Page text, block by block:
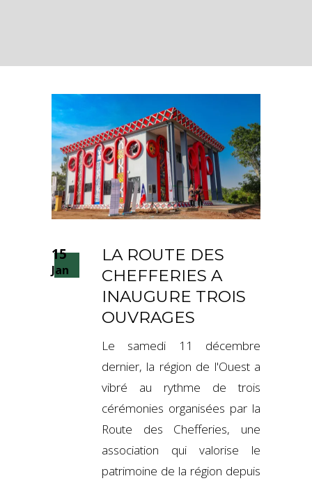
15
Jan
LA ROUTE DES
CHEFFERIES A
INAUGURE TROIS
OUVRAGES
Le samedi 11 décembre
dernier, la région de l'Ouest a
vibré au rythme de trois
cérémonies organisées par la
Route des Chefferies, une
association qui valorise le
patrimoine de la région depuis